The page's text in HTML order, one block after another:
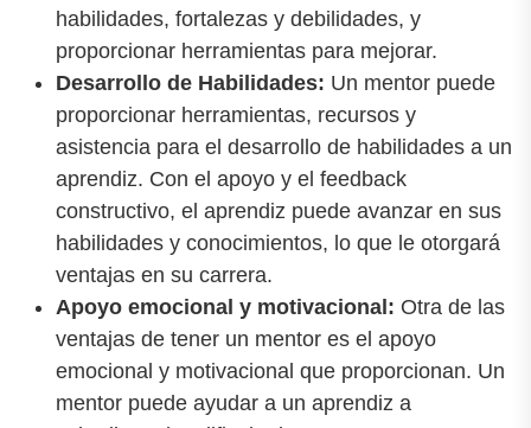
habilidades, fortalezas y debilidades, y
proporcionar herramientas para mejorar.
Desarrollo de Habilidades: Un mentor puede
proporcionar herramientas, recursos y
asistencia para el desarrollo de habilidades a un
aprendiz. Con el apoyo y el feedback
constructivo, el aprendiz puede avanzar en sus
habilidades y conocimientos, lo que le otorgará
ventajas en su carrera.
Apoyo emocional y motivacional: Otra de las
ventajas de tener un mentor es el apoyo
emocional y motivacional que proporcionan. Un
mentor puede ayudar a un aprendiz a